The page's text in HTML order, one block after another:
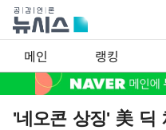
메인 랭킹
'네오콘 상징' 美